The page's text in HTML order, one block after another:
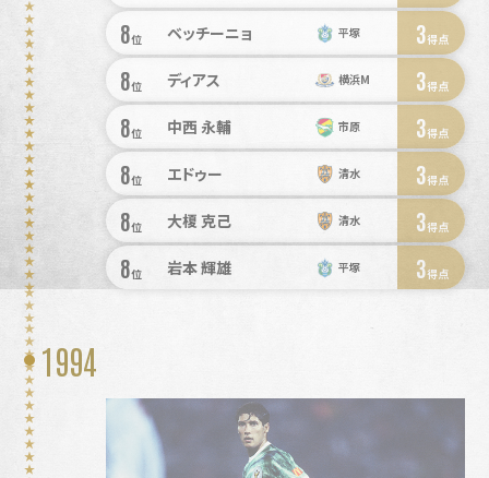
8位 ベッチーニョ 平塚 3得点
8位 ディアス 横浜M 3得点
8位 中西 永輔 市原 3得点
8位 エドゥー 清水 3得点
8位 大榎 克己 清水 3得点
8位 岩本 輝雄 平塚 3得点
1994